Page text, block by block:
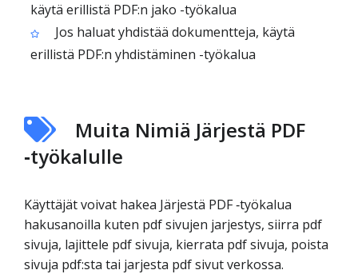
käytä erillistä PDF:n jako -työkalua
Jos haluat yhdistää dokumentteja, käytä
erillistä PDF:n yhdistäminen -työkalua
Muita Nimiä Järjestä PDF
‑työkalulle
Käyttäjät voivat hakea Järjestä PDF ‑työkalua
hakusanoilla kuten pdf sivujen jarjestys, siirra pdf
sivuja, lajittele pdf sivuja, kierrata pdf sivuja, poista
sivuja pdf:sta tai jarjesta pdf sivut verkossa.